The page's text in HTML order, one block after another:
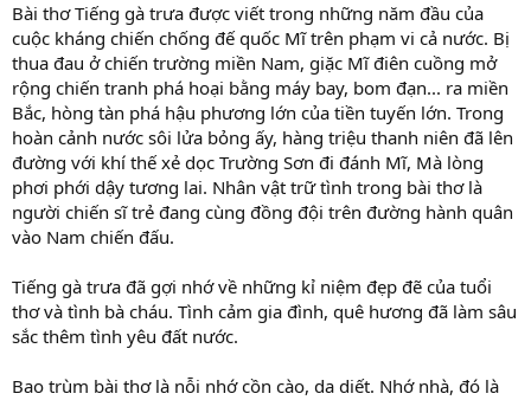
Bài thơ Tiếng gà trưa được viết trong những năm đầu của
cuộc kháng chiến chống đế quốc Mĩ trên phạm vi cả nước. Bị
thua đau ở chiến trường miền Nam, giặc Mĩ điên cuồng mở
rộng chiến tranh phá hoại bằng máy bay, bom đạn... ra miền
Bắc, hòng tàn phá hậu phương lớn của tiền tuyến lớn. Trong
hoàn cảnh nước sôi lửa bỏng ấy, hàng triệu thanh niên đã lên
đường với khí thế xẻ dọc Trường Sơn đi đánh Mĩ, Mà lòng
phơi phới dậy tương lai. Nhân vật trữ tình trong bài thơ là
người chiến sĩ trẻ đang cùng đồng đội trên đường hành quân
vào Nam chiến đấu.
Tiếng gà trưa đã gợi nhớ về những kỉ niệm đẹp đẽ của tuổi
thơ và tình bà cháu. Tình cảm gia đình, quê hương đã làm sâu
sắc thêm tình yêu đất nước.
Bao trùm bài thơ là nỗi nhớ cồn cào, da diết. Nhớ nhà, đó là